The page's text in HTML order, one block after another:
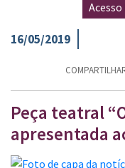
16/05/2019
Peça teatral
apresentada